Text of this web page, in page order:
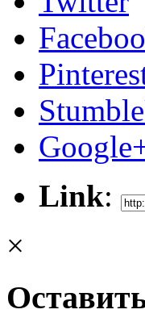
Link:
×